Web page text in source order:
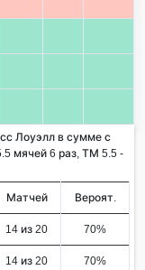
Лоуэлл в сумме с
мячей 6 раз, ТМ 5.5 -
Матчей Вероят.
14 из 20 70%
14 из 20 70%